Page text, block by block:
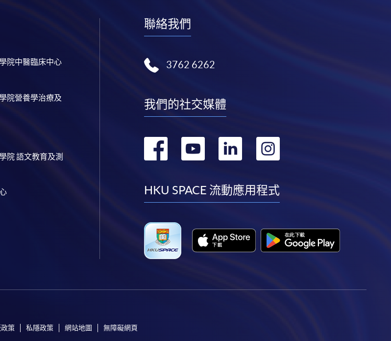
院中醫臨床中心
院營養學治療及
院 語文教育及測
聯絡我們
3762 6262
我們的社交媒體
轉
facebook
轉
youtube
轉
linkedin
轉
instagram
HKU SPACE 流動應用程式
策 私隱政策 網站地圖 無障礙網頁